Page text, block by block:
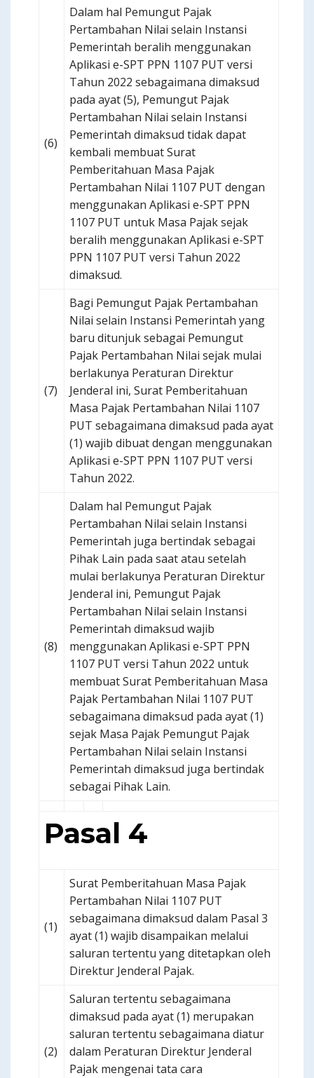
(6)
Dalam hal Pemungut Pajak
Pertambahan Nilai selain Instansi
Pemerintah beralih menggunakan
Aplikasi e-SPT PPN 1107 PUT versi
Tahun 2022 sebagaimana dimaksud
pada ayat (5), Pemungut Pajak
Pertambahan Nilai selain Instansi
Pemerintah dimaksud tidak dapat
kembali membuat Surat
Pemberitahuan Masa Pajak
Pertambahan Nilai 1107 PUT dengan
menggunakan Aplikasi e-SPT PPN
1107 PUT untuk Masa Pajak sejak
beralih menggunakan Aplikasi e-SPT
PPN 1107 PUT versi Tahun 2022
dimaksud.
(7)
Bagi Pemungut Pajak Pertambahan
Nilai selain Instansi Pemerintah yang
baru ditunjuk sebagai Pemungut
Pajak Pertambahan Nilai sejak mulai
berlakunya Peraturan Direktur
Jenderal ini, Surat Pemberitahuan
Masa Pajak Pertambahan Nilai 1107
PUT sebagaimana dimaksud pada ayat
(1) wajib dibuat dengan menggunakan
Aplikasi e-SPT PPN 1107 PUT versi
Tahun 2022.
(8)
Dalam hal Pemungut Pajak
Pertambahan Nilai selain Instansi
Pemerintah juga bertindak sebagai
Pihak Lain pada saat atau setelah
mulai berlakunya Peraturan Direktur
Jenderal ini, Pemungut Pajak
Pertambahan Nilai selain Instansi
Pemerintah dimaksud wajib
menggunakan Aplikasi e-SPT PPN
1107 PUT versi Tahun 2022 untuk
membuat Surat Pemberitahuan Masa
Pajak Pertambahan Nilai 1107 PUT
sebagaimana dimaksud pada ayat (1)
sejak Masa Pajak Pemungut Pajak
Pertambahan Nilai selain Instansi
Pemerintah dimaksud juga bertindak
sebagai Pihak Lain.
Pasal 4
(1)
Surat Pemberitahuan Masa Pajak
Pertambahan Nilai 1107 PUT
sebagaimana dimaksud dalam Pasal 3
ayat (1) wajib disampaikan melalui
saluran tertentu yang ditetapkan oleh
Direktur Jenderal Pajak.
(2)
Saluran tertentu sebagaimana
dimaksud pada ayat (1) merupakan
saluran tertentu sebagaimana diatur
dalam Peraturan Direktur Jenderal
Pajak mengenai tata cara